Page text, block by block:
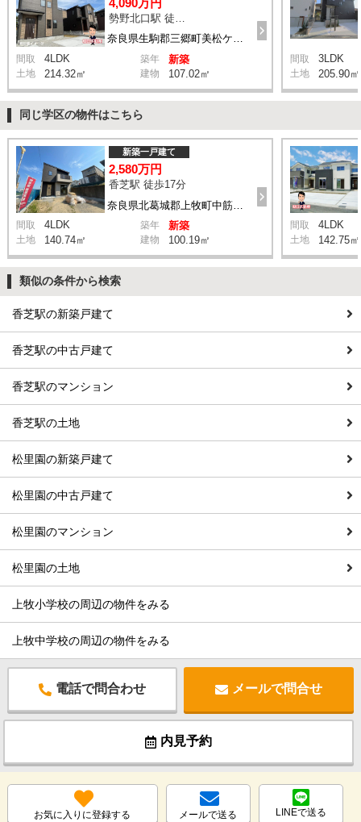
奈良県生駒郡三郷町美松ケ丘西2丁目8-11付近
4,090万円
勢野北口駅 徒歩11分
間取 4LDK 築年 新築
土地 214.32㎡ 建物 107.02㎡
間取 3LDK
土地 205.90㎡
同じ学区の物件はこちら
新築一戸建て
2,580万円
香芝駅 徒歩17分
間取 4LDK 築年 新築
土地 140.74㎡ 建物 100.19㎡
間取 4LDK
土地 142.75㎡
類似の条件から検索
香芝駅の新築戸建て
香芝駅の中古戸建て
香芝駅のマンション
香芝駅の土地
松里園の新築戸建て
松里園の中古戸建て
松里園のマンション
松里園の土地
上牧小学校の周辺の物件をみる
上牧中学校の周辺の物件をみる
電話で問合わせ メールで問合せ
内見予約
お気に入りに登録する メールで送る LINEで送る